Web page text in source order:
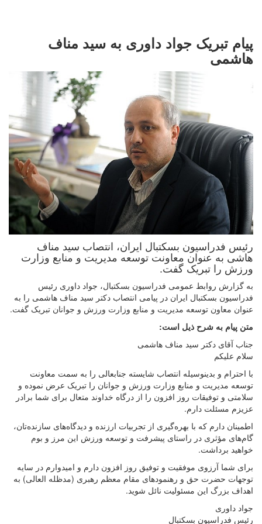
پیام تبریک جواد داوری به سید مناف
هاشمی
رئیس فدراسیون بسکتبال ایران، انتصاب سید مناف
هاشی به عنوان معاونت توسعه مدیریت و منابع وزارت
ورزش را تبریک گفت.
به گزارش روابط عمومی فدراسیون بسکتبال، جواد داوری رئیس
فدراسیون بسکتبال ایران در پیامی انتصاب دکتر سید مناف هاشمی را به
عنوان معاون توسعه مدیریت و منابع وزارت ورزش و جوانان تبریک گفت.
متن پیام به شرح ذیل است:
جناب آقای دکتر سید مناف هاشمی
با احترام و بدینوسیله انتصاب شایسته جنابعالی را به سمت معاونت
توسعه مدیریت و منابع وزارت ورزش و جوانان را تبریک عرض نموده و
سلامتی و توفیقات روز افزون را از درگاه خداوند متعال برای شما برادر
عزیزم مسئلت دارم.
اطمینان دارم که با بهره‌گیری از تجربیات ارزنده و دیدگاه‌های سازنده‌تان،
گام‌های مؤثری در راستای پیشرفت و توسعه ورزش این مرز و بوم
خواهید برداشت.
برای شما آرزوی موفقیت و توفیق روز افزون دارم و امیدوارم در سایه
توجهات حضرت حق و رهنمودهای مقام معظم رهبری (مدظله العالی) به
اهداف بزرگ این مسئولیت نائل شوید.
جواد داوری
رئیس فدراسیون بسکتبال